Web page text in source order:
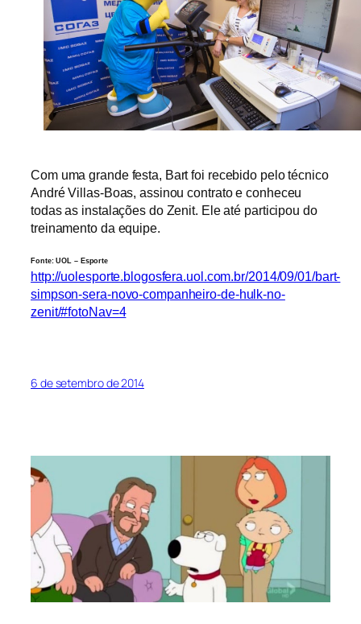
Com uma grande festa, Bart foi recebido pelo técnico
André Villas-Boas, assinou contrato e conheceu
todas as instalações do Zenit. Ele até participou do
treinamento da equipe.
Fonte: UOL – Esporte
http://uolesporte.blogosfera.uol.com.br/2014/09/01/bart-
simpson-sera-novo-companheiro-de-hulk-no-
zenit/#fotoNav=4
6 de setembro de 2014